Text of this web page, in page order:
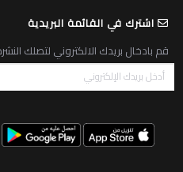
اشترك في القائمة البريدية
قم بادخال بريدك الالكتروني لتصلك